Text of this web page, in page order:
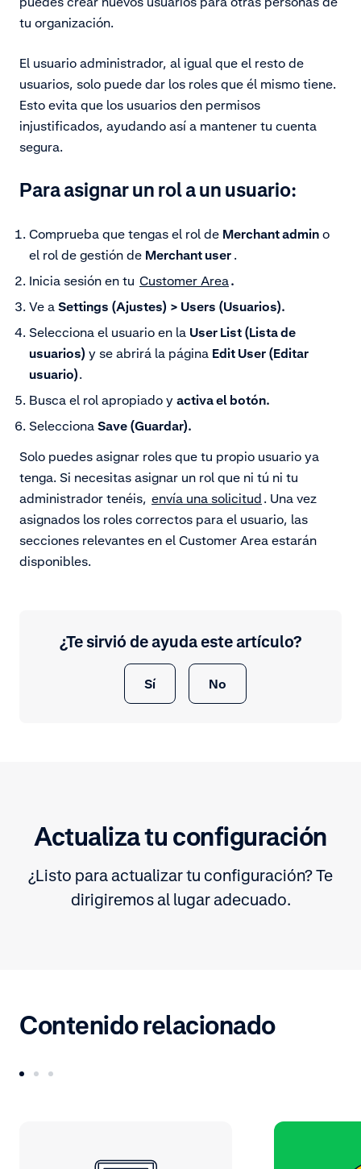
tu organización.
El usuario administrador, al igual que el resto de
usuarios, solo puede dar los roles que él mismo tiene.
Esto evita que los usuarios den permisos
injustificados, ayudando así a mantener tu cuenta
segura.
Para asignar un rol a un usuario:
Comprueba que tengas el rol de Merchant admin o
el rol de gestión de Merchant user .
Inicia sesión en tu Customer Area.
Ve a Settings (Ajustes) > Users (Usuarios).
Selecciona el usuario en la User List (Lista de
usuarios) y se abrirá la página Edit User (Editar
usuario).
Busca el rol apropiado y activa el botón.
Selecciona Save (Guardar).
Solo puedes asignar roles que tu propio usuario ya
tenga. Si necesitas asignar un rol que ni tú ni tu
administrador tenéis, envía una solicitud . Una vez
asignados los roles correctos para el usuario, las
secciones relevantes en el Customer Area estarán
disponibles.
¿Te sirvió de ayuda este artículo?
Sí No
Actualiza tu configuración
¿Listo para actualizar tu configuración? Te
dirigiremos al lugar adecuado.
Contenido relacionado